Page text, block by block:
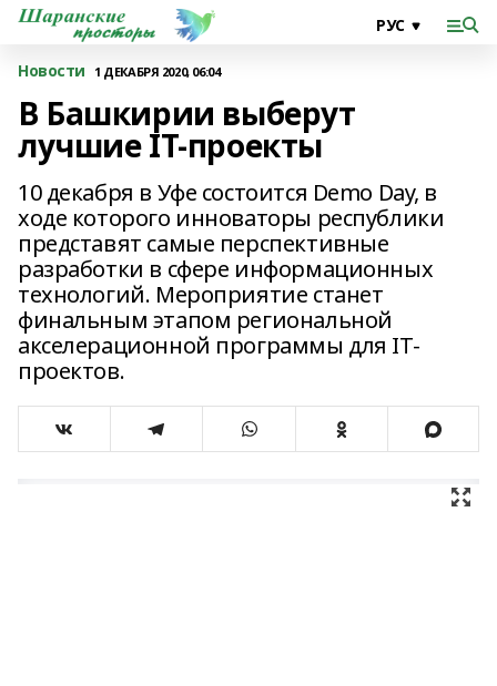
Новости 1 ДЕКАБРЯ 2020, 06:04
В Башкирии выберут
лучшие IT-проекты
10 декабря в Уфе состоится Demo Day, в
ходе которого инноваторы республики
представят самые перспективные
разработки в сфере информационных
технологий. Мероприятие станет
финальным этапом региональной
акселерационной программы для IT-
проектов.